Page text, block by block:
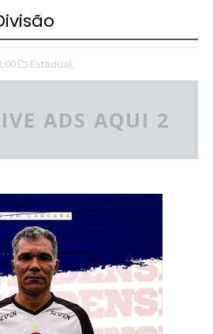
Estadual,
ADS AQUI 2